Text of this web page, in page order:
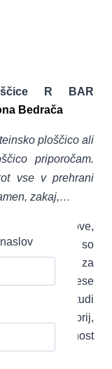
R BAR
Bedrača
ploščico ali
priporočam.
vse v prehrani
zakaj,…
samo pove,
v katerih so
, če gre za
s sabo prinese
in tudi
kar nekaj kalorij,
vsebnost
pove veliko.